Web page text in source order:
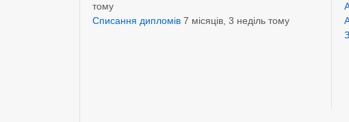
тому
Списання дипломів 7 місяців, 3 неділь тому